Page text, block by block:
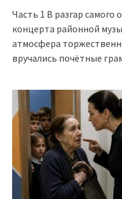
Часть 1 В разгар самого
концерта районной
атмосфера
вручались почётные